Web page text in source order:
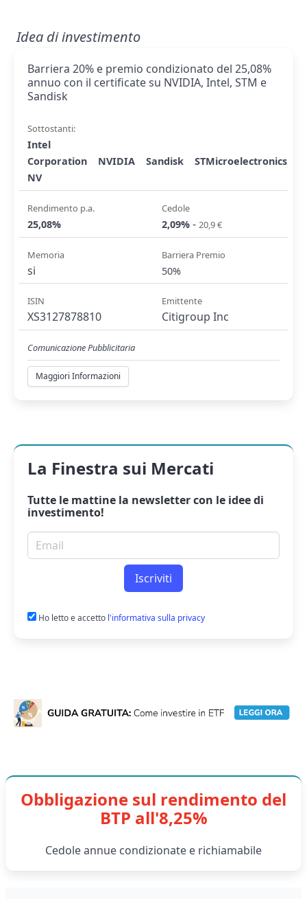
Idea di investimento
Barriera 20% e premio condizionato del 25,08%
annuo con il certificate su NVIDIA, Intel, STM e
Sandisk
Sottostanti:
Intel
Corporation
NVIDIA Sandisk
STMicroelectronics
NV
Rendimento p.a.
25,08%
Cedole
2,09% - 20,9 €
Memoria
si
Barriera Premio
50%
ISIN
XS3127878810
Emittente
Citigroup Inc
Comunicazione Pubblicitaria
Maggiori Informazioni
La Finestra sui Mercati
Tutte le mattine la newslettercon le idee di
investimento!
Email per newsletter
Iscriviti
Ho letto e accetto l'informativa sulla privacy
Obbligazione sul rendimento del
BTP all'8,25%
Cedole annue condizionate e richiamabile